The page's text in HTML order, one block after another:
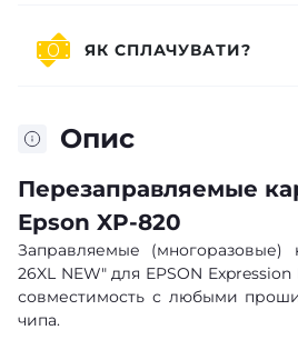
Опис
Перезаправляемые
Epson XP-820
Заправляемые (многоразовые)
26XL NEW" для EPSON
совместимость с любыми
чипа.
ЯК СПЛАЧУВАТИ?